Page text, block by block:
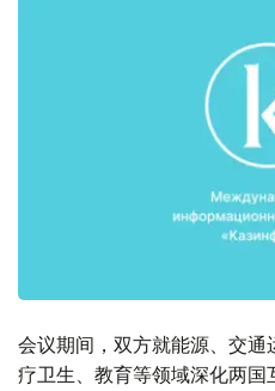
会议期间，双方就能源、交
疗卫生、教育等领域深化两